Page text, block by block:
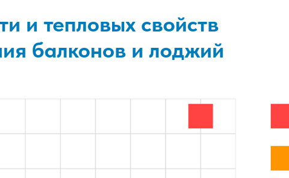
и тепловых свойств
балконов и лоджий